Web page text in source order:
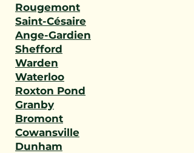
Rougemont
Saint-Césaire
Ange-Gardien
Shefford
Warden
Waterloo
Roxton Pond
Granby
Bromont
Cowansville
Dunham